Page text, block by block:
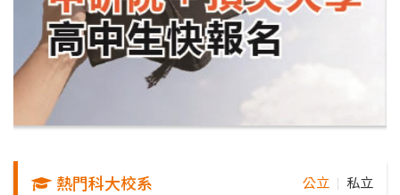
熱門科大校系 公立 私立